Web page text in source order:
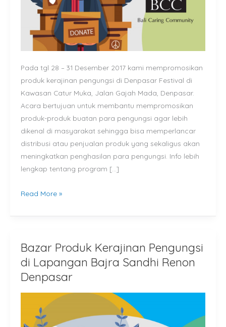
Pada tgl 28 – 31 Desember 2017 kami mempromosikan
produk kerajinan pengungsi di Denpasar Festival di
Kawasan Catur Muka, Jalan Gajah Mada, Denpasar.
Acara bertujuan untuk membantu mempromosikan
produk-produk buatan para pengungsi agar lebih
dikenal di masyarakat sehingga bisa memperlancar
distribusi atau penjualan produk yang sekaligus akan
meningkatkan penghasilan para pengungsi. Info lebih
lengkap tentang program […]
Read More »
Bazar Produk Kerajinan Pengungsi
di Lapangan Bajra Sandhi Renon
Denpasar
Bazar
Produk
Kerajinan
Pengungsi
Lapangan
Bajra